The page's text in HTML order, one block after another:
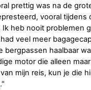
prettig was na de
vooral
heb nooit problemen
veel meer
bergpassen haalbaar
motor die alleen
mijn reis, kun je die